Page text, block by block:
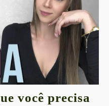
você precisa